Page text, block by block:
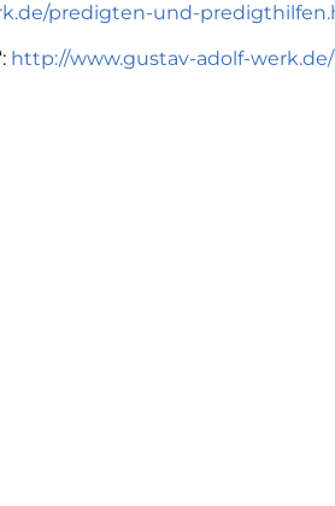
predigten-und-
http://www.gustav-adolf-